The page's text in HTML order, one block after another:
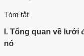
Tóm tắt
I. Tổng quan về lưới
nó